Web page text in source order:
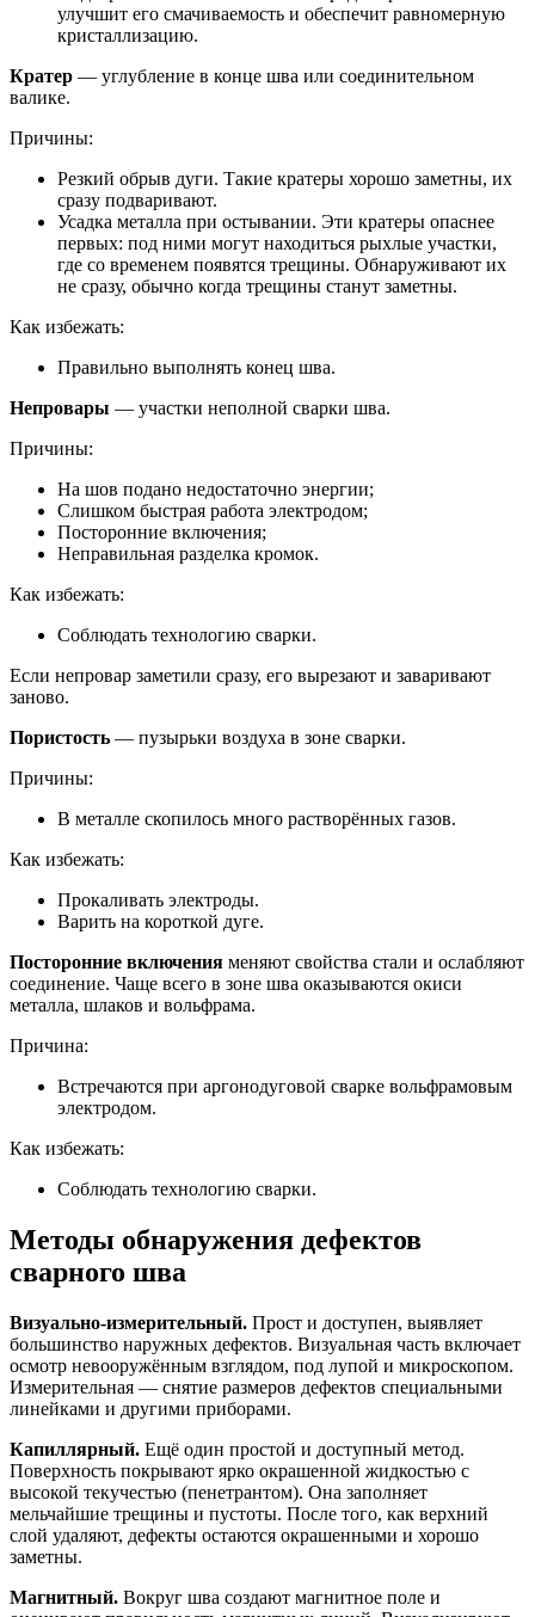
улучшит его смачиваемость и обеспечит равномерную
кристаллизацию.
Кратер — углубление в конце шва или соединительном
валике.
Причины:
Резкий обрыв дуги. Такие кратеры хорошо заметны, их
сразу подваривают.
Усадка металла при остывании. Эти кратеры опаснее
первых: под ними могут находиться рыхлые участки,
где со временем появятся трещины. Обнаруживают их
не сразу, обычно когда трещины станут заметны.
Как избежать:
Правильно выполнять конец шва.
Непровары — участки неполной сварки шва.
Причины:
На шов подано недостаточно энергии;
Слишком быстрая работа электродом;
Посторонние включения;
Неправильная разделка кромок.
Как избежать:
Соблюдать технологию сварки.
Если непровар заметили сразу, его вырезают и заваривают
заново.
Пористость — пузырьки воздуха в зоне сварки.
Причины:
В металле скопилось много растворённых газов.
Как избежать:
Прокаливать электроды.
Варить на короткой дуге.
Посторонние включения меняют свойства стали и ослабляют
соединение. Чаще всего в зоне шва оказываются окиси
металла, шлаков и вольфрама.
Причина:
Встречаются при аргонодуговой сварке вольфрамовым
электродом.
Как избежать:
Соблюдать технологию сварки.
Методы обнаружения дефектов
сварного шва
Визуально-измерительный. Прост и доступен, выявляет
большинство наружных дефектов. Визуальная часть включает
осмотр невооружённым взглядом, под лупой и микроскопом.
Измерительная — снятие размеров дефектов специальными
линейками и другими приборами.
Капиллярный. Ещё один простой и доступный метод.
Поверхность покрывают ярко окрашенной жидкостью с
высокой текучестью (пенетрантом). Она заполняет
мельчайшие трещины и пустоты. После того, как верхний
слой удаляют, дефекты остаются окрашенными и хорошо
заметны.
Магнитный. Вокруг шва создают магнитное поле и